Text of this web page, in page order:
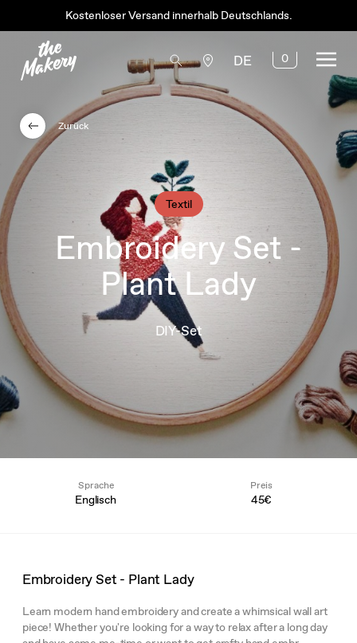
Kostenloser Versand innerhalb Deutschlands.
DE 0
Textil
Embroidery Set -
Plant Lady
DIY-Set
Zurück
Sprache
Englisch
Preis
45€
Embroidery Set - Plant Lady
Learn modern hand embroidery and create a whimsical wall art
piece! Whether you're looking for a way to relax after a long day